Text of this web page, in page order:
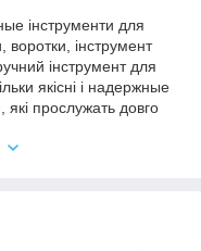
інструменти для
воротки, інструмент
інструмент для
якісні і надержные
прослужать довго
Ви потрапили за
інструменти